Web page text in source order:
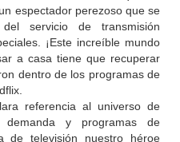
espectador perezoso que se
servicio de transmisión
¡Este increíble mundo
a casa tiene que recuperar
dentro de los programas de
referencia al universo de
y programas de
de televisión nuestro héroe